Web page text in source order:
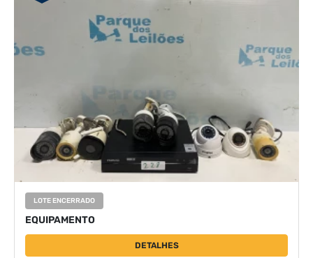
LOTE ENCERRADO
EQUIPAMENTO
DETALHES